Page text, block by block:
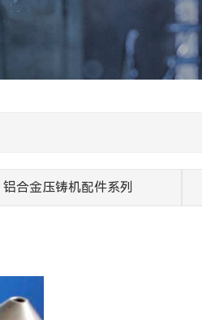
铝合金压铸机配件系列